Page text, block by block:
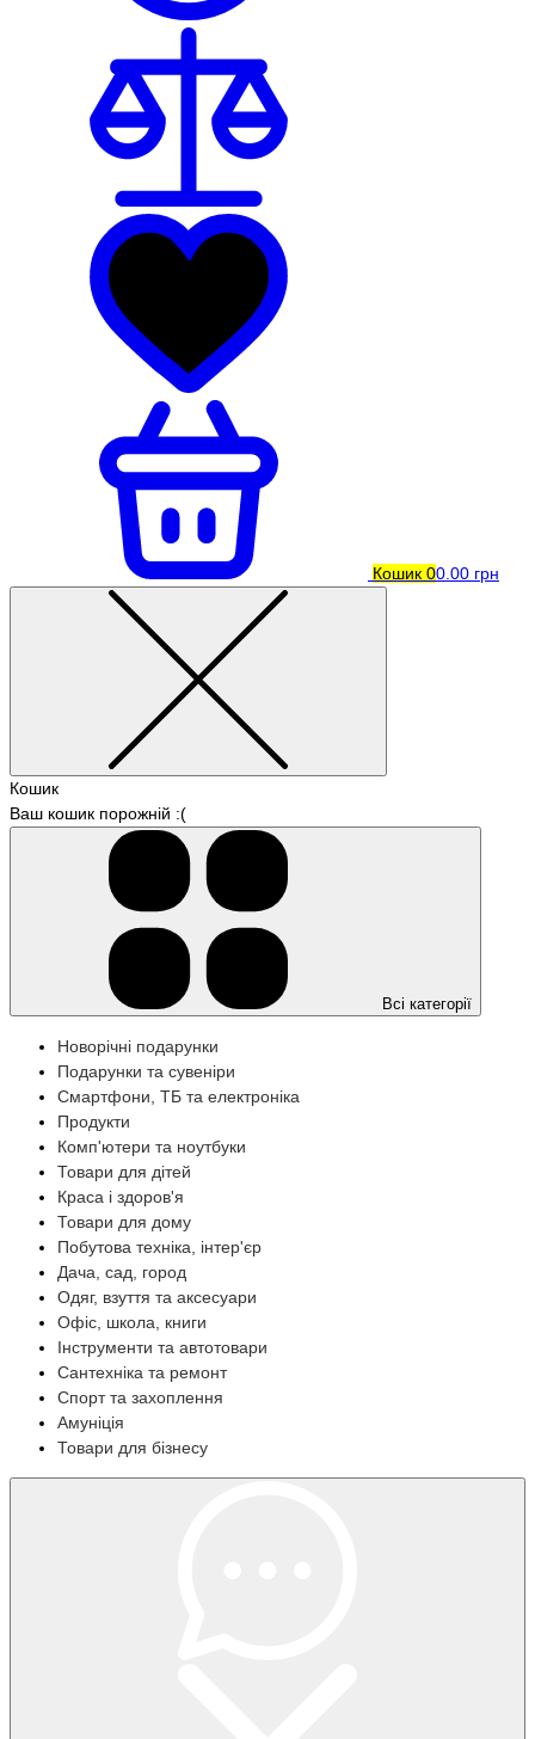
Кошик 00.00 грн
Кошик
Ваш кошик порожній :(
Всі категорії
Новорічні подарунки
Подарунки та сувеніри
Смартфони, ТБ та електроніка
Продукти
Комп'ютери та ноутбуки
Товари для дітей
Краса і здоров'я
Товари для дому
Побутова техніка, інтер'єр
Дача, сад, город
Одяг, взуття та аксесуари
Офіс, школа, книги
Інструменти та автотовари
Сантехніка та ремонт
Спорт та захоплення
Амуніція
Товари для бізнесу